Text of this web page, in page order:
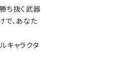
ち抜く武器
で、あなた
キャラクタ